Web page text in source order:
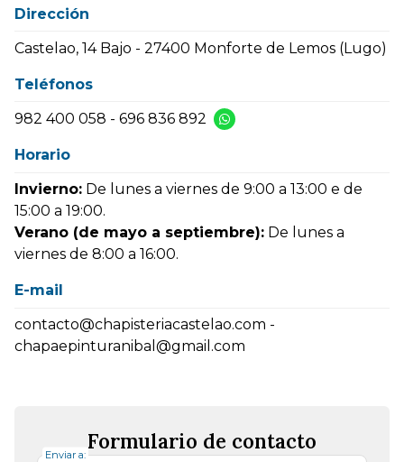
Dirección
Castelao, 14 Bajo - 27400 Monforte de Lemos (Lugo)
Teléfonos
982 400 058 - 696 836 892
Horario
Invierno: De lunes a viernes de 9:00 a 13:00 e de
15:00 a 19:00.
Verano (de mayo a septiembre): De lunes a
viernes de 8:00 a 16:00.
E-mail
contacto@chapisteriacastelao.com -
chapaepinturanibal@gmail.com
Formulario de contacto
Enviar a: